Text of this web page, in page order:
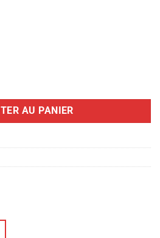
SAUMON FRAIS 12KG
AU PANIER